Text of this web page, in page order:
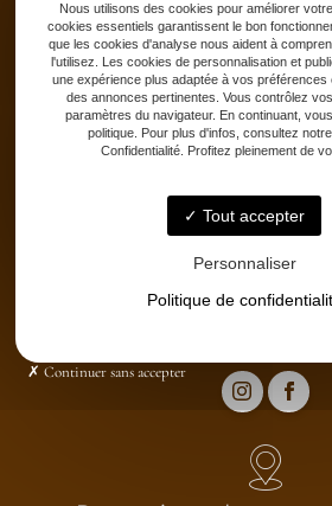
Accueil
Saddle fitting
Bit fitting
Stages
Partenaires
Catalogue
Nous utilisons des cookies pour améliorer
cookies essentiels garantissent le bon
que les cookies d'analyse nous aident à
l'utilisez. Les cookies de personnalisation et
une expérience plus adaptée à vos préférences
des annonces pertinentes. Vous contrôlez
paramètres du navigateur. En continuant,
politique. Pour plus d'infos, consultez
Confidentialité. Profitez pleinement de
Tout accepter
Personnaliser
Politique de
Continuer sans accepter